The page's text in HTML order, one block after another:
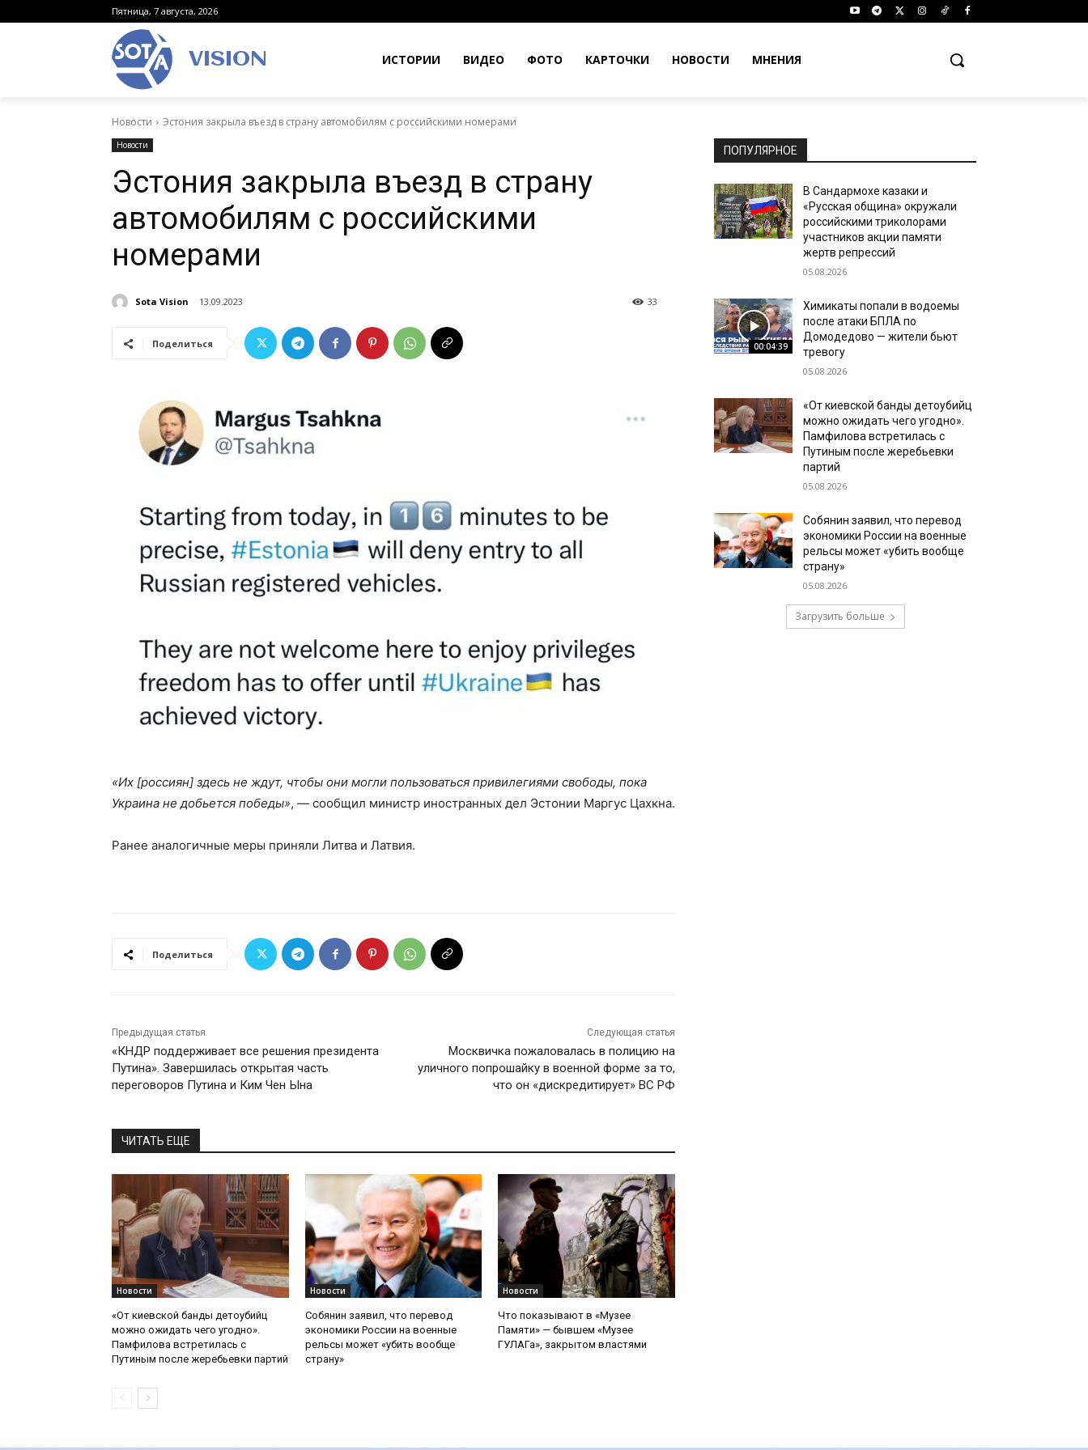
Пятница, 7 августа, 2026
VISION ИСТОРИИ ВИДЕО ФОТО КАРТОЧКИ НОВОСТИ МНЕНИЯ
Новости Эстония закрыла въезд в страну автомобилям с российскими номерами
Новости
Эстония закрыла въезд в страну
автомобилям с российскими
номерами
Sota Vision 13.09.2023 33
Поделиться
«Их [россиян] здесь не ждут, чтобы они могли пользоваться привилегиями свободы, пока
Украина не добьется победы», — сообщил министр иностранных дел Эстонии Маргус Цахкна.
Ранее аналогичные меры приняли Литва и Латвия.
Поделиться
Предыдущая статья
«КНДР поддерживает все решения президента
Путина». Завершилась открытая часть
переговоров Путина и Ким Чен Ына
Следующая статья
Москвичка пожаловалась в полицию на
уличного попрошайку в военной форме за то,
что он «дискредитирует» ВС РФ
ЧИТАТЬ ЕЩЕ
Новости
«От киевской банды детоубийц
можно ожидать чего угодно».
Памфилова встретилась с
Путиным после жеребьевки партий
Новости
Собянин заявил, что перевод
экономики России на военные
рельсы может «убить вообще
страну»
Новости
Что показывают в «Музее
Памяти» — бывшем «Музее
ГУЛАГа», закрытом властями
ПОПУЛЯРНОЕ
В Сандармохе казаки и
«Русская община» окружали
российскими триколорами
участников акции памяти
жертв репрессий
05.08.2026
00:04:39
Химикаты попали в водоемы
после атаки БПЛА по
Домодедово — жители бьют
тревогу
05.08.2026
«От киевской банды детоубийц
можно ожидать чего угодно».
Памфилова встретилась с
Путиным после жеребьевки
партий
05.08.2026
Собянин заявил, что перевод
экономики России на военные
рельсы может «убить вообще
страну»
05.08.2026
Загрузить больше